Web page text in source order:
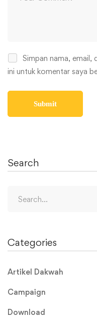
Simpan nama, email,
ini untuk komentar saya
Search
for:
Categories
Artikel Dakwah
Campaign
Download